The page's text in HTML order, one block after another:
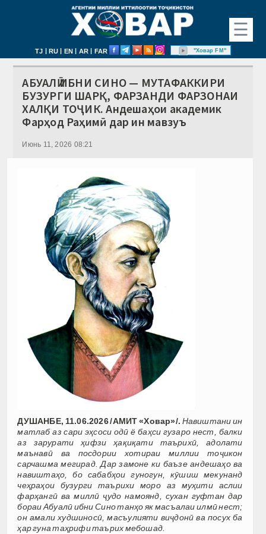
☰
TJ | RU | EN | AR | FAR "Ховар FM"
АБУАЛӢ ИБНИ СИНО — МУТАФАККИРИ
БУЗУРГИ ШАРҚ, ФАРЗАНДИ ФАРЗОНАИ
ХАЛҚИ ТОҶИК. Андешаҳои академик
Фарҳод Раҳимӣ дар ин мавзуъ
Июнь 11, 2026 08:21
ДУШАНБЕ, 11.06.2026 /АМИТ «Ховар»/. Навиштани ин
матлаб аз сари эҳсоси одӣ ё баҳси гузаро нест
балки
аз
зарурати ҳифзи ҳақиқати таърихӣ ,адолати
маънавӣ ва посдории хотираи миллии тоҷикон
сарчашма мегирад.Дар замоне ки баъзе андешаҳо ва
навиштаҳо ,бо сабабҳои гуногун, кӯшиш мекунанд
чеҳраҳои бузурги таърихи моро аз муҳити
аслии
фарҳангӣ ва миллӣ ҷудо намоянд сухан гуфтан дар
бораиАбуалӣибниСинотанҳоякмасъалаиилмӣнест;
он амали худшиносӣ ,масъулияти виҷдонӣ ва посух ба
ҳаргуна таҳрифитаърихмебошад